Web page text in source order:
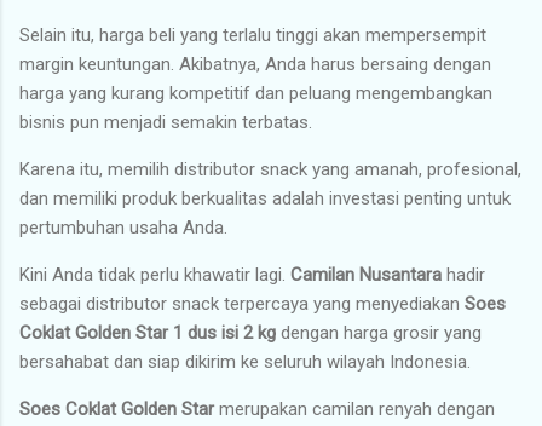
Selain itu, harga beli yang terlalu tinggi akan mempersempit
margin keuntungan. Akibatnya, Anda harus bersaing dengan
harga yang kurang kompetitif dan peluang mengembangkan
bisnis pun menjadi semakin terbatas.
Karena itu, memilih distributor snack yang amanah, profesional,
dan memiliki produk berkualitas adalah investasi penting untuk
pertumbuhan usaha Anda.
Kini Anda tidak perlu khawatir lagi. Camilan Nusantara hadir
sebagai distributor snack terpercaya yang menyediakan Soes
Coklat Golden Star 1 dus isi 2 kg dengan harga grosir yang
bersahabat dan siap dikirim ke seluruh wilayah Indonesia.
Soes Coklat Golden Starmerupakan camilan renyah dengan